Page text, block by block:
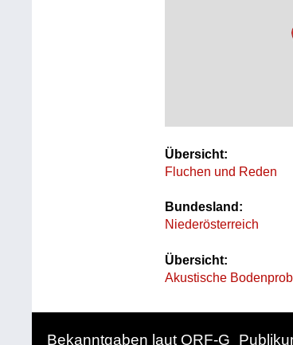
Übersicht:
Fluchen und Reden
Bundesland:
Niederösterreich
Übersicht:
Akustische
Bekanntgaben laut ORF-G